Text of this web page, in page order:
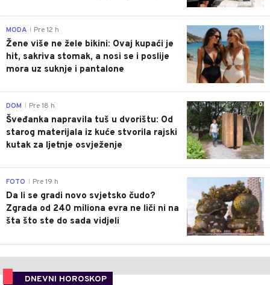
0
MODA Pre 12 h
Žene više ne žele bikini: Ovaj kupaći je
hit, sakriva stomak, a nosi se i poslije
mora uz suknje i pantalone
0
DOM Pre 18 h
Šveđanka napravila tuš u dvorištu: Od
starog materijala iz kuće stvorila rajski
kutak za ljetnje osvježenje
0
FOTO Pre 19 h
Da li se gradi novo svjetsko čudo?
Zgrada od 240 miliona evra ne liči ni na
šta što ste do sada vidjeli
DNEVNI HOROSKOP